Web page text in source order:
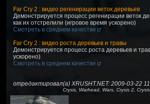
Far Cry 2 : видео регенирации веток деревьев
Демонстрируется процесс регенирации веток
как их отстрелили (игровое время ускорено)
Смотреть в среднем качестве
Far Cry 2 : видео роста деревьев и травы
Демонстрируется процесс роста деревьев и
ускорено)
Смотреть в среднем качестве
отредактировал(а) XRUSHT.NET: 2009-03-22
Crysis, Warhead, Wars, Crysis 2,